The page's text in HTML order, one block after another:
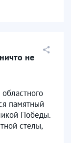
не
памятный
Победы.
стелы,